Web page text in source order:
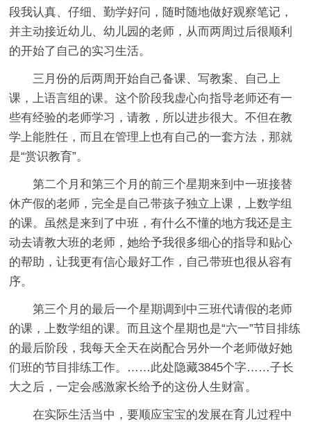
段我认真、仔细、勤学好问，随时随地做好观察笔记，
并主动接近幼儿、幼儿园的老师，从而两周过后很顺利
的开始了自己的实习生活。
三月份的后两周开始自己备课、写教案、自己上
课，上语言组的课。这个阶段我虚心向指导老师还有一
些有经验的老师学习，请教，所以进步很大。不但在教
学上能胜任，而且在管理上也有自己的一套方法，那就
是“赏识教育”。
第二个月和第三个月的前三个星期来到中一班接替
休产假的老师，完全是自己带孩子独立上课，上数学组
的课。虽然是来到了中班，有什么不懂的地方我还是主
动去请教大班的老师，她给予我很多细心的指导和贴心
的帮助，让我更有信心最好工作，自己带班也很从容有
序。
第三个月的最后一个星期调到中三班代请假的老师
的课，上数学组的课。而且这个星期也是“六一”节目排练
的最后阶段，我每天全天在岗配合另外一个老师做好她
们班的节目排练工作。 ……此处隐藏3845个字……子长
大之后，一定会感激家长给予的这份人生财富。
在实际生活当中，要顺应宝宝的发展在育儿过程中